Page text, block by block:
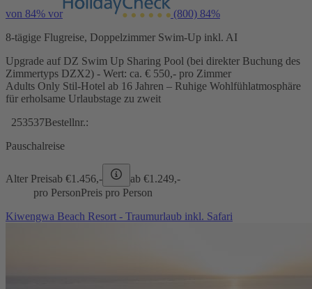
von 84% vor (800) 84%
8-tägige Flugreise, Doppelzimmer Swim-Up inkl. AI
Upgrade auf DZ Swim Up Sharing Pool (bei direkter Buchung des
Zimmertyps DZX2) - Wert: ca. € 550,- pro Zimmer
Adults Only Stil-Hotel ab 16 Jahren – Ruhige Wohlfühlatmosphäre
für erholsame Urlaubstage zu zweit
253537Bestellnr.:
Pauschalreise
Alter Preisab €1.456,- ab €1.249,-
pro PersonPreis pro Person
Kiwengwa Beach Resort - Traumurlaub inkl. Safari